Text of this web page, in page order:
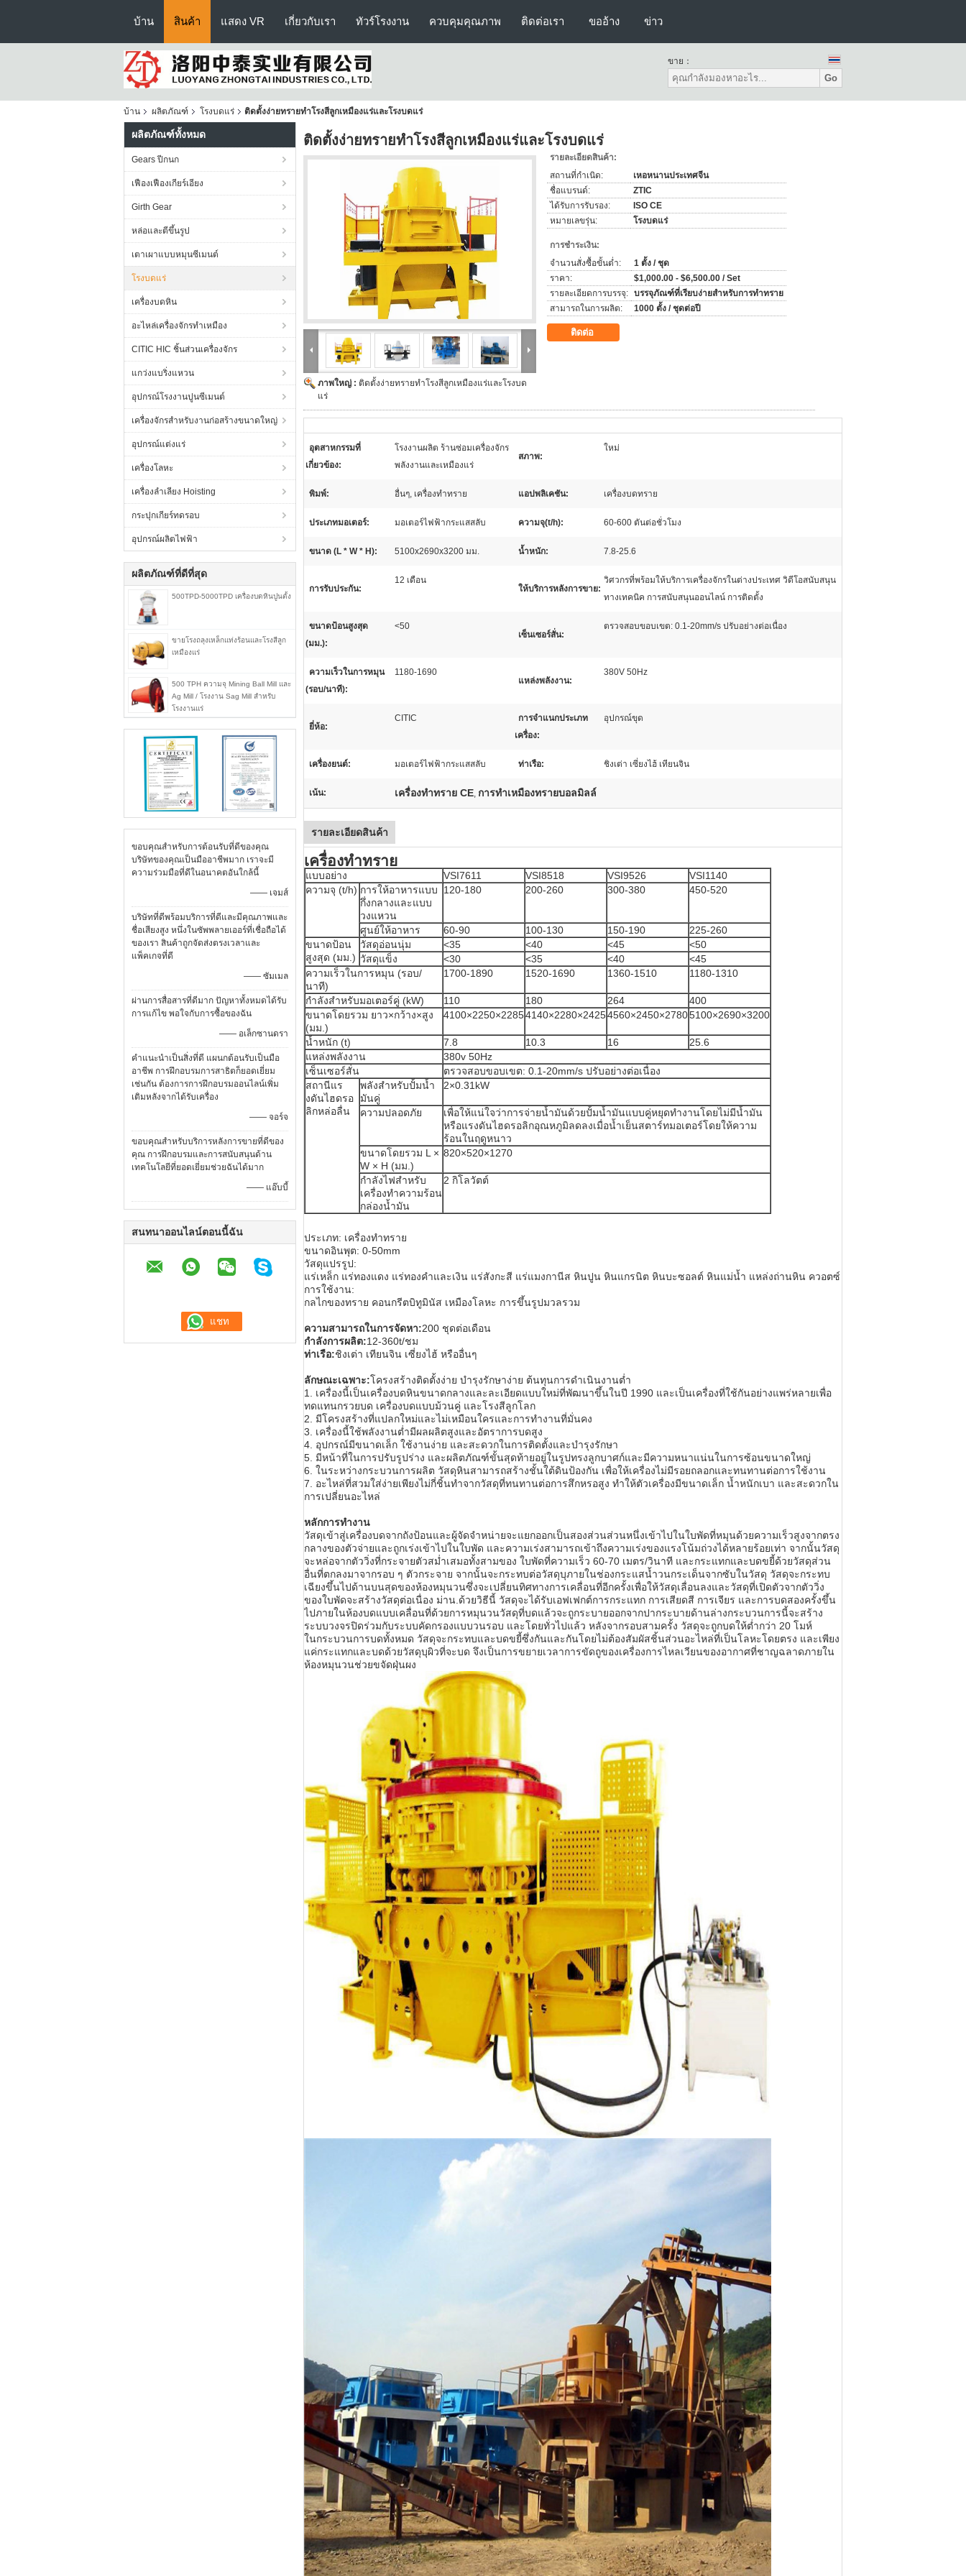
บ้าน สินค้า แสดง VR เกี่ยวกับเรา ทัวร์โรงงาน ควบคุมคุณภาพ ติดต่อเรา ขออ้าง ข่าว
ขาย：
Go
บ้าน ผลิตภัณฑ์ โรงบดแร่ ติดตั้งง่ายทรายทำโรงสีลูกเหมืองแร่และโรงบดแร่
ผลิตภัณฑ์ทั้งหมด
Gears ปีกนก
เฟืองเฟืองเกียร์เอียง
Girth Gear
หล่อและตีขึ้นรูป
เตาเผาแบบหมุนซีเมนต์
โรงบดแร่
เครื่องบดหิน
อะไหล่เครื่องจักรทำเหมือง
CITIC HIC ชิ้นส่วนเครื่องจักร
แกว่งแบริ่งแหวน
อุปกรณ์โรงงานปูนซีเมนต์
เครื่องจักรสำหรับงานก่อสร้างขนาดใหญ่
อุปกรณ์แต่งแร่
เครื่องโลหะ
เครื่องลำเลียง Hoisting
กระปุกเกียร์ทดรอบ
อุปกรณ์ผลิตไฟฟ้า
ผลิตภัณฑ์ที่ดีที่สุด
500TPD-5000TPD เครื่องบดหินปูนตั้ง
ขายโรงถลุงเหล็กแท่งร้อนและโรงสีลูก
เหมืองแร่
500 TPH ความจุ Mining Ball Mill และ
Ag Mill / โรงงาน Sag Mill สำหรับ
โรงงานแร่
ขอบคุณสำหรับการต้อนรับที่ดีของคุณ
บริษัทของคุณเป็นมืออาชีพมาก เราจะมี
ความร่วมมือที่ดีในอนาคตอันใกล้นี้
—— เจมส์
บริษัทที่ดีพร้อมบริการที่ดีและมีคุณภาพและ
ชื่อเสียงสูง หนึ่งในซัพพลายเออร์ที่เชื่อถือได้
ของเรา สินค้าถูกจัดส่งตรงเวลาและ
แพ็คเกจที่ดี
—— ซัมเมล
ผ่านการสื่อสารที่ดีมาก ปัญหาทั้งหมดได้รับ
การแก้ไข พอใจกับการซื้อของฉัน
—— อเล็กซานดรา
คำแนะนำเป็นสิ่งที่ดี แผนกต้อนรับเป็นมือ
อาชีพ การฝึกอบรมการสาธิตก็ยอดเยี่ยม
เช่นกัน ต้องการการฝึกอบรมออนไลน์เพิ่ม
เติมหลังจากได้รับเครื่อง
—— จอร์จ
ขอบคุณสำหรับบริการหลังการขายที่ดีของ
คุณ การฝึกอบรมและการสนับสนุนด้าน
เทคโนโลยีที่ยอดเยี่ยมช่วยฉันได้มาก
—— แอ๊บบี้
สนทนาออนไลน์ตอนนี้ฉัน
ติดตั้งง่ายทรายทำโรงสีลูกเหมืองแร่และโรงบดแร่
ภาพใหญ่ : ติดตั้งง่ายทรายทำโรงสีลูกเหมืองแร่และโรงบด
แร่
รายละเอียดสินค้า:
สถานที่กำเนิด:
เหอหนานประเทศจีน
ชื่อแบรนด์:
ZTIC
ได้รับการรับรอง:
ISO CE
หมายเลขรุ่น:
โรงบดแร่
การชำระเงิน:
จำนวนสั่งซื้อขั้นต่ำ:
1 ตั้ง / ชุด
ราคา:
$1,000.00 - $6,500.00 / Set
รายละเอียดการบรรจุ: บรรจุภัณฑ์ที่เรียบง่ายสำหรับการทำทราย
สามารถในการผลิต:
1000 ตั้ง / ชุดต่อปี
ติดต่อ
อุตสาหกรรมที่
เกี่ยวข้อง:
โรงงานผลิต ร้านซ่อมเครื่องจักร
พลังงานและเหมืองแร่
สภาพ:
ใหม่
พิมพ์: อื่นๆ, เครื่องทำทราย แอปพลิเคชัน: เครื่องบดทราย
ประเภทมอเตอร์: มอเตอร์ไฟฟ้ากระแสสลับ ความจุ(t/h): 60-600 ตันต่อชั่วโมง
ขนาด (L * W * H): 5100x2690x3200 มม. น้ำหนัก: 7.8-25.6
การรับประกัน:
12 เดือน
ให้บริการหลังการขาย:
วิศวกรที่พร้อมให้บริการเครื่องจักรในต่างประเทศ วิดีโอสนับสนุน
ทางเทคนิค การสนับสนุนออนไลน์ การติดตั้ง
ขนาดป้อนสูงสุด
(มม.):
<50
เซ็นเซอร์สั่น:
ตรวจสอบขอบเขต: 0.1-20mm/s ปรับอย่างต่อเนื่อง
ความเร็วในการหมุน
(รอบ/นาที):
1180-1690
แหล่งพลังงาน:
380V 50Hz
ยี่ห้อ:
CITIC
การจำแนกประเภท
เครื่อง:
อุปกรณ์ขุด
เครื่องยนต์: มอเตอร์ไฟฟ้ากระแสสลับ ท่าเรือ: ชิงเต่า เซี่ยงไฮ้ เทียนจิน
เน้น: เครื่องทำทราย CE, การทำเหมืองทรายบอลมิลล์
รายละเอียดสินค้า
เครื่องทำทราย
แบบอย่าง VSI7611 VSI8518 VSI9526
VSI1140
ความจุ (t/h) การให้อาหารแบบ
กึ่งกลางและแบบ
วงแหวน
120-180 200-260 300-380 450-520
ศูนย์ให้อาหาร 60-90 100-130 150-190
225-260
ขนาดป้อน
สูงสุด (มม.)
วัสดุอ่อนนุ่ม <35 <40 <45
<50
วัสดุแข็ง
<30 <35 <40
<45
ความเร็วในการหมุน (รอบ/
นาที)
1700-1890 1520-1690 1360-1510 1180-1310
กำลังสำหรับมอเตอร์คู่ (kW) 110 180 264
400
ขนาดโดยรวม ยาว×กว้าง×สูง
(มม.)
4100×2250×22854140×2280×24254560×2450×27805100×2690×3200
น้ำหนัก (t) 7.8 10.3 16
25.6
แหล่งพลังงาน
380v 50Hz
เซ็นเซอร์สั่น
ตรวจสอบขอบเขต: 0.1-20mm/s ปรับอย่างต่อเนื่อง
สถานีแร
งดันไฮดรอ
ลิกหล่อลื่น
พลังสำหรับปั้มน้ำ
มันคู่
2×0.31kW
ความปลอดภัย
เพื่อให้แน่ใจว่าการจ่ายน้ำมันด้วยปั้มน้ำมันแบบคู่หยุดทำงานโดยไม่มีน้ำมัน
หรือแรงดันไฮดรอลิกอุณหภูมิลดลงเมื่อน้ำเย็นสตาร์ทมอเตอร์โดยให้ความ
ร้อนในฤดูหนาว
ขนาดโดยรวม L ×
W × H (มม.)
820×520×1270
กำลังไฟสำหรับ
เครื่องทำความร้อน
กล่องน้ำมัน
2 กิโลวัตต์
ประเภท: เครื่องทำทราย
ขนาดอินพุต: 0-50mm
วัสดุแปรรูป:
แร่เหล็ก แร่ทองแดง แร่ทองคำและเงิน แร่สังกะสี แร่แมงกานีส หินปูน หินแกรนิต หินบะซอลต์ หินแม่น้ำ แหล่งถ่านหิน ควอตซ์
การใช้งาน:
กลไกของทราย คอนกรีตบิทูมินัส เหมืองโลหะ การขึ้นรูปมวลรวม
ความสามารถในการจัดหา:200 ชุดต่อเดือน
กำลังการผลิต:12-360t/ชม
ท่าเรือ:ชิงเต่า เทียนจิน เซี่ยงไฮ้ หรืออื่นๆ
ลักษณะเฉพาะ:โครงสร้างติดตั้งง่าย บำรุงรักษาง่าย ต้นทุนการดำเนินงานต่ำ
1. เครื่องนี้เป็นเครื่องบดหินขนาดกลางและละเอียดแบบใหม่ที่พัฒนาขึ้นในปี 1990 และเป็นเครื่องที่ใช้กันอย่างแพร่หลายเพื่อ
ทดแทนกรวยบด เครื่องบดแบบม้วนคู่ และโรงสีลูกโลก
2. มีโครงสร้างที่แปลกใหม่และไม่เหมือนใครและการทำงานที่มั่นคง
3. เครื่องนี้ใช้พลังงานต่ำมีผลผลิตสูงและอัตราการบดสูง
4. อุปกรณ์มีขนาดเล็ก ใช้งานง่าย และสะดวกในการติดตั้งและบำรุงรักษา
5. มีหน้าที่ในการปรับรูปร่าง และผลิตภัณฑ์ขั้นสุดท้ายอยู่ในรูปทรงลูกบาศก์และมีความหนาแน่นในการซ้อนขนาดใหญ่
6. ในระหว่างกระบวนการผลิต วัสดุหินสามารถสร้างชั้นใต้ดินป้องกัน เพื่อให้เครื่องไม่มีรอยถลอกและทนทานต่อการใช้งาน
7. อะไหล่ที่สวมใส่ง่ายเพียงไม่กี่ชิ้นทำจากวัสดุที่ทนทานต่อการสึกหรอสูง ทำให้ตัวเครื่องมีขนาดเล็ก น้ำหนักเบา และสะดวกใน
การเปลี่ยนอะไหล่
หลักการทำงาน
วัสดุเข้าสู่เครื่องบดจากถังป้อนและผู้จัดจำหน่ายจะแยกออกเป็นสองส่วนส่วนหนึ่งเข้าไปในใบพัดที่หมุนด้วยความเร็วสูงจากตรง
กลางของตัวจ่ายและถูกเร่งเข้าไปในใบพัด และความเร่งสามารถเข้าถึงความเร่งของแรงโน้มถ่วงได้หลายร้อยเท่า จากนั้นวัสดุ
จะหล่อจากตัววิ่งที่กระจายตัวสม่ำเสมอทั้งสามของ ใบพัดที่ความเร็ว 60-70 เมตร/วินาที และกระแทกและบดขยี้ด้วยวัสดุส่วน
อื่นที่ตกลงมาจากรอบ ๆ ตัวกระจาย จากนั้นจะกระทบต่อวัสดุบุภายในช่องกระแสน้ำวนกระเด็นจากซับในวัสดุ วัสดุจะกระทบ
เฉียงขึ้นไปด้านบนสุดของห้องหมุนวนซึ่งจะเปลี่ยนทิศทางการเคลื่อนที่อีกครั้งเพื่อให้วัสดุเลื่อนลงและวัสดุที่เปิดตัวจากตัววิ่ง
ของใบพัดจะสร้างวัสดุต่อเนื่อง ม่าน.ด้วยวิธีนี้ วัสดุจะได้รับเอฟเฟกต์การกระแทก การเสียดสี การเจียร และการบดสองครั้งขึ้น
ไปภายในห้องบดแบบเคลื่อนที่ด้วยการหมุนวนวัสดุที่บดแล้วจะถูกระบายออกจากปากระบายด้านล่างกระบวนการนี้จะสร้าง
ระบบวงจรปิดร่วมกับระบบคัดกรองแบบวนรอบ และโดยทั่วไปแล้ว หลังจากรอบสามครั้ง วัสดุจะถูกบดให้ต่ำกว่า 20 โมห์
ในกระบวนการบดทั้งหมด วัสดุจะกระทบและบดขยี้ซึ่งกันและกันโดยไม่ต้องสัมผัสชิ้นส่วนอะไหล่ที่เป็นโลหะโดยตรง และเพียง
แค่กระแทกและบดด้วยวัสดุบุผิวที่จะบด จึงเป็นการขยายเวลาการขัดถูของเครื่องการไหลเวียนของอากาศที่ชาญฉลาดภายใน
ห้องหมุนวนช่วยขจัดฝุ่นผง